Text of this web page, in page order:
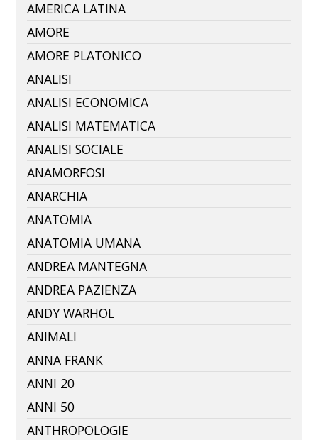
AMERICA LATINA
AMORE
AMORE PLATONICO
ANALISI
ANALISI ECONOMICA
ANALISI MATEMATICA
ANALISI SOCIALE
ANAMORFOSI
ANARCHIA
ANATOMIA
ANATOMIA UMANA
ANDREA MANTEGNA
ANDREA PAZIENZA
ANDY WARHOL
ANIMALI
ANNA FRANK
ANNI 20
ANNI 50
ANTHROPOLOGIE